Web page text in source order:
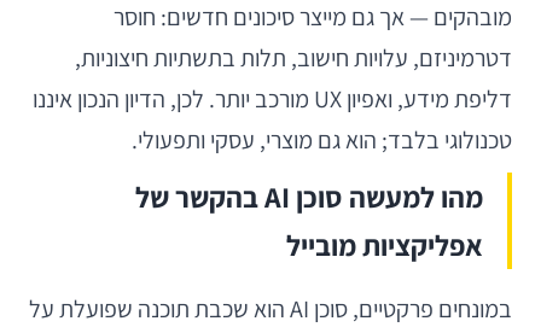
מובהקים — אך גם מייצר סיכונים חדשים: חוסר
דטרמיניזם, עלויות חישוב, תלות בתשתיות חיצוניות,
דליפת מידע, ואפיון UX מורכב יותר. לכן, הדיון הנכון איננו
טכנולוגי בלבד; הוא גם מוצרי, עסקי ותפעולי.
מהו למעשה סוכן AI בהקשר של
אפליקציות מובייל
במונחים פרקטיים, סוכן AI הוא שכבת תוכנה שפועלת על